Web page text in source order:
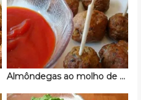
Almôndegas ao molho de tomate